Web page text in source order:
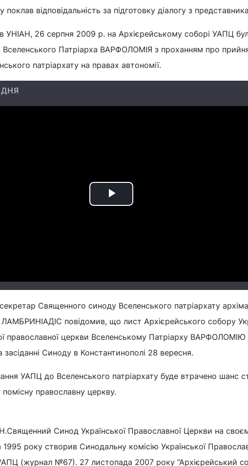
поклав відповідальність за підготовку діалогу з
УНІАН, 26 серпня 2009 р. на Архієрейському соборі УАПЦ
Вселенського Патріарха ВАРФОЛОМІЯ з проханням про
патріархату на правах автономії.
ДНЯ
Play
Священного синоду Вселенського патріархату
повідомив, що лист Архієрейського собору
православної церкви Вселенському Патріарху ВАРФОЛОМІЮ
засіданні Синоду в Константинополі 28 вересня.
УАПЦ до Вселенського патріархату буде втрачено шанс
помісну православну церкву.
Синод Української Православної Церкви на
року створив Синодальну комісію Української
(журнал №67). 27 листопада 2007 року “Архієрейський